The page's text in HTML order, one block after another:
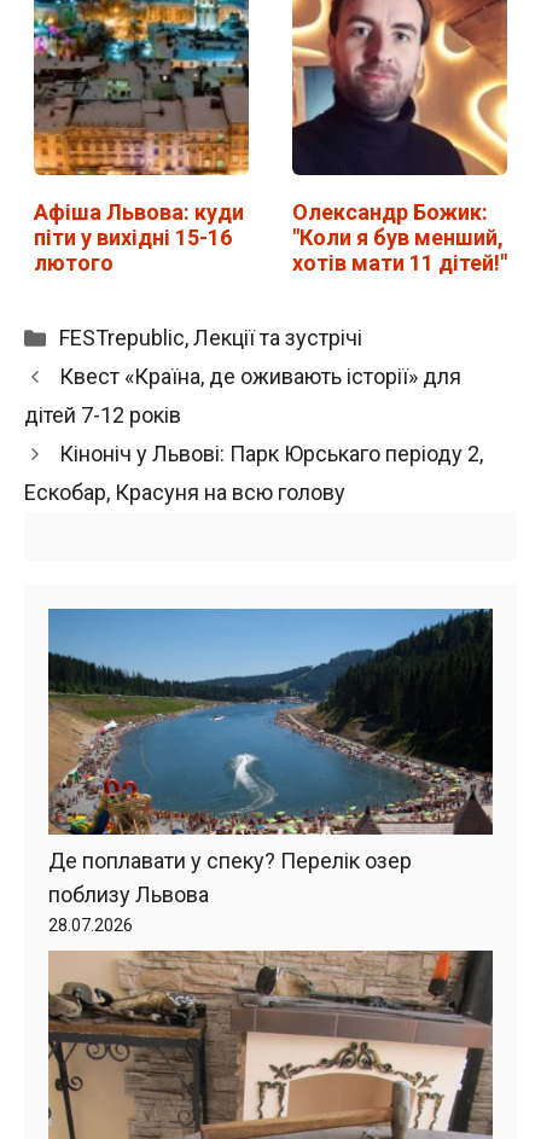
Афіша Львова: куди
піти у вихідні 15-16
лютого
Олександр Божик:
"Коли я був менший,
хотів мати 11 дітей!"
Категорії
FESTrepublic,Лекції та зустрічі
Квест «Країна, де оживають історії» для
дітей 7-12 років
Кіноніч у Львові: Парк Юрськаго періоду 2,
Ескобар, Красуня на всю голову
Де поплавати у спеку? Перелік озер
поблизу Львова
28.07.2026